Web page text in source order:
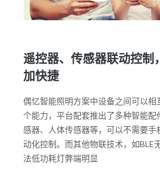
遥控器、传感器联动控制
加快捷
偶忆智能照明方案中设备之间可以相
个能力，平台配套推出了多种智能配
感器、人体传感器等，可以不需要手
动化控制。而其他物联技术，如BLE
法低功耗灯弊端明显